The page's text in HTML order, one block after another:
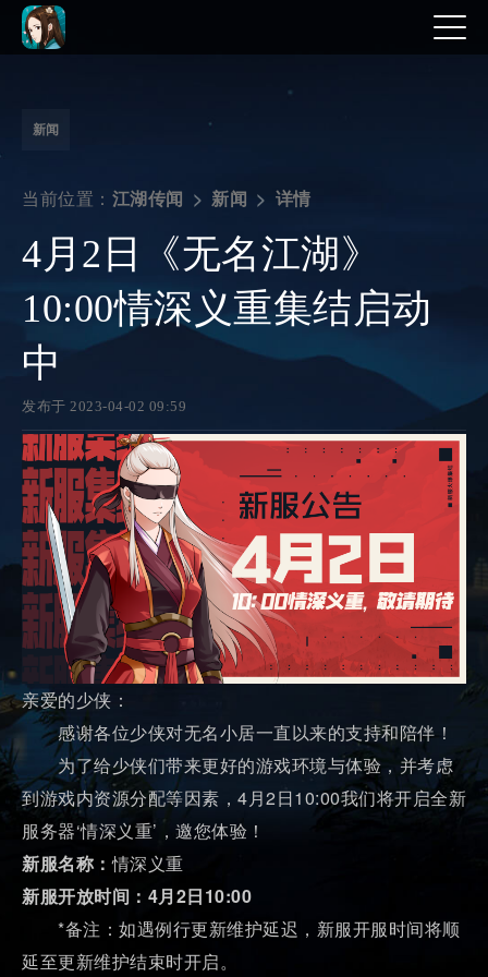
新闻
当前位置： 江湖传闻 新闻 详情
4月2日《无名江湖》
10:00情深义重集结启动
中
发布于 2023-04-02 09:59
亲爱的少侠：
感谢各位少侠对无名小居一直以来的支持和陪伴！
为了给少侠们带来更好的游戏环境与体验，并考虑
到游戏内资源分配等因素，4月2日10:00我们将开启全新
服务器‘情深义重’，邀您体验！
新服名称：情深义重
新服开放时间：4月2日10:00
*备注：如遇例行更新维护延迟，新服开服时间将顺
延至更新维护结束时开启。